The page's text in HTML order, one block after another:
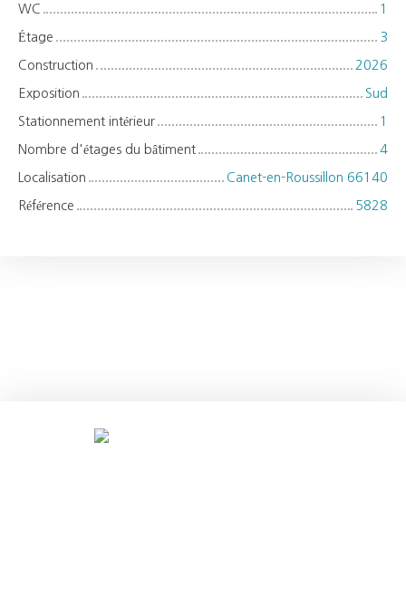
WC 1
Étage 3
Construction 2026
Exposition Sud
Stationnement intérieur 1
Nombre d'étages du bâtiment 4
Localisation Canet-en-Roussillon 66140
Référence 5828